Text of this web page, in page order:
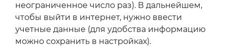
неограниченное число раз). В дальнейшем,
чтобы выйти в интернет, нужно ввести
учетные данные (для удобства информацию
можно сохранить в настройках).